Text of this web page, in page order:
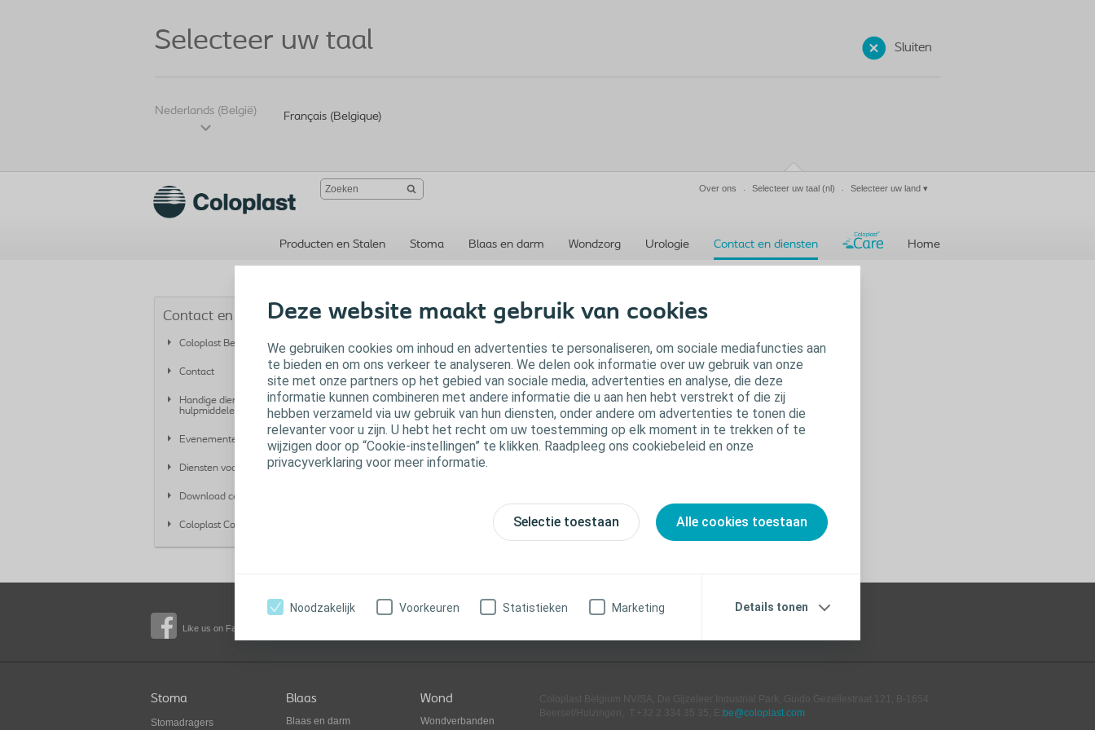
Deze website maakt gebruik van cookies
We gebruiken cookies om inhoud en advertenties te personaliseren, om sociale mediafuncties aan
te bieden en om ons verkeer te analyseren. We delen ook informatie over uw gebruik van onze
site met onze partners op het gebied van sociale media, advertenties en analyse, die deze
informatie kunnen combineren met andere informatie die u aan hen hebt verstrekt of die zij
hebben verzameld via uw gebruik van hun diensten, onder andere om advertenties te tonen die
relevanter voor u zijn. U hebt het recht om uw toestemming op elk moment in te trekken of te
wijzigen door op “Cookie-instellingen” te klikken. Raadpleeg ons cookiebeleid en onze
privacyverklaring voor meer informatie.
Selectie toestaan Alle cookies toestaan
Noodzakelijk Voorkeuren Statistieken Marketing Details tonen
Sluiten
Selecteer uw taal
Nederlands (België) Français (Belgique)
Over ons Selecteer uw taal (nl) Selecteer uw land ▾
Producten en Stalen Stoma Blaas en darm Wondzorg Urologie Contact en diensten Home
Contact en diensten
Coloplast België
Contact
Handige diensten en
hulpmiddelen voor gebruikers
Evenementen
Diensten voor professionals
Download center
Coloplast Career Portal
Like us on Facebook
Stoma
Stomadragers
Blaas
Blaas en darm
Wond
Wondverbanden
be@coloplast.com